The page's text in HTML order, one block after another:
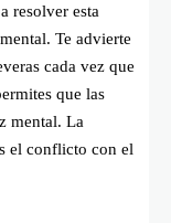
resolver esta
Te advierte
cada vez que
que las
mental. La
el conflicto con el